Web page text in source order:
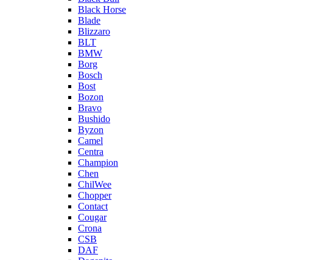
Black Horse
Blade
Blizzaro
BLT
BMW
Borg
Bosch
Bost
Bozon
Bravo
Bushido
Byzon
Camel
Centra
Champion
Chen
ChilWee
Chopper
Contact
Cougar
Crona
CSB
DAF